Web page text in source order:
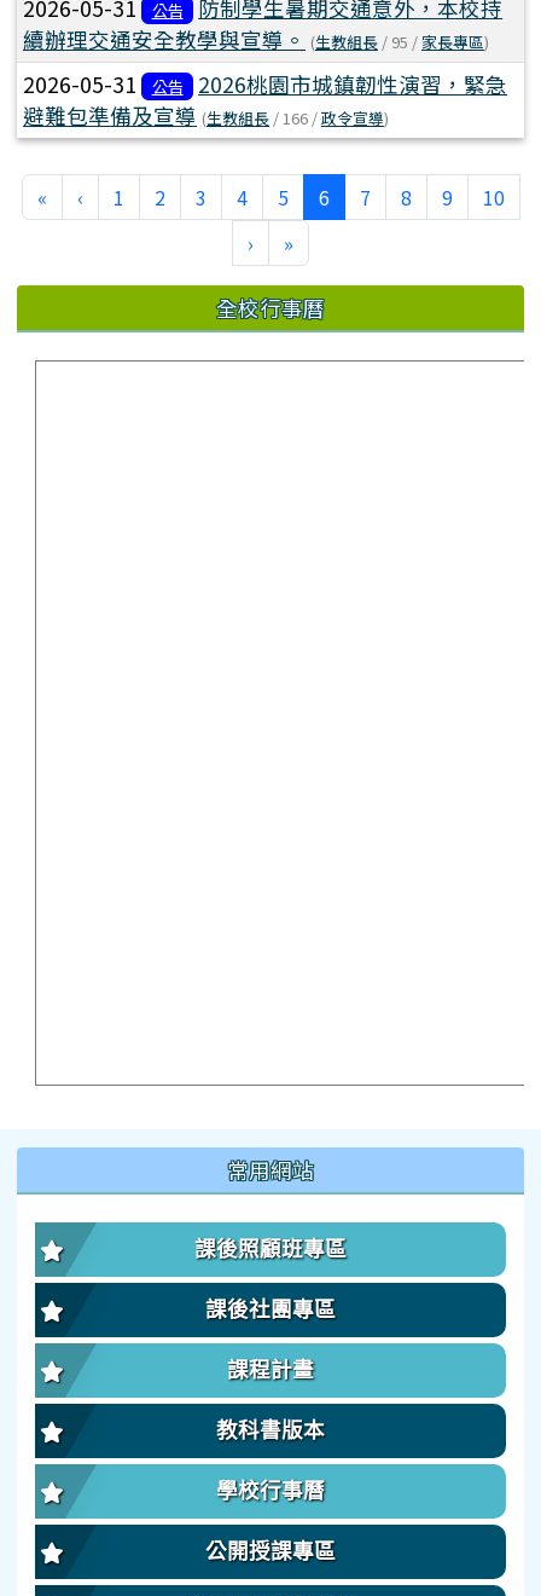
2026-05-31 公告
防制學生暑期交通意外，本校持
續辦理交通安全教學與宣導。 (生教組長 / 95 / 家長專區)
2026-05-31 公告
2026桃園市城鎮韌性演習，緊急
避難包準備及宣導 (生教組長 / 166 /政令宣導)
« ‹ 1 2 3 4 5 6(current)
7 8 9
10
›
»
全校行事曆
常用網站
課後照顧班專區
課後社團專區
課程計畫
教科書版本
學校行事曆
公開授課專區